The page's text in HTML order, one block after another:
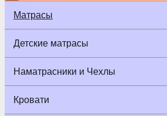
Матрасы
Детские матрасы
Наматрасники и Чехлы
Кровати